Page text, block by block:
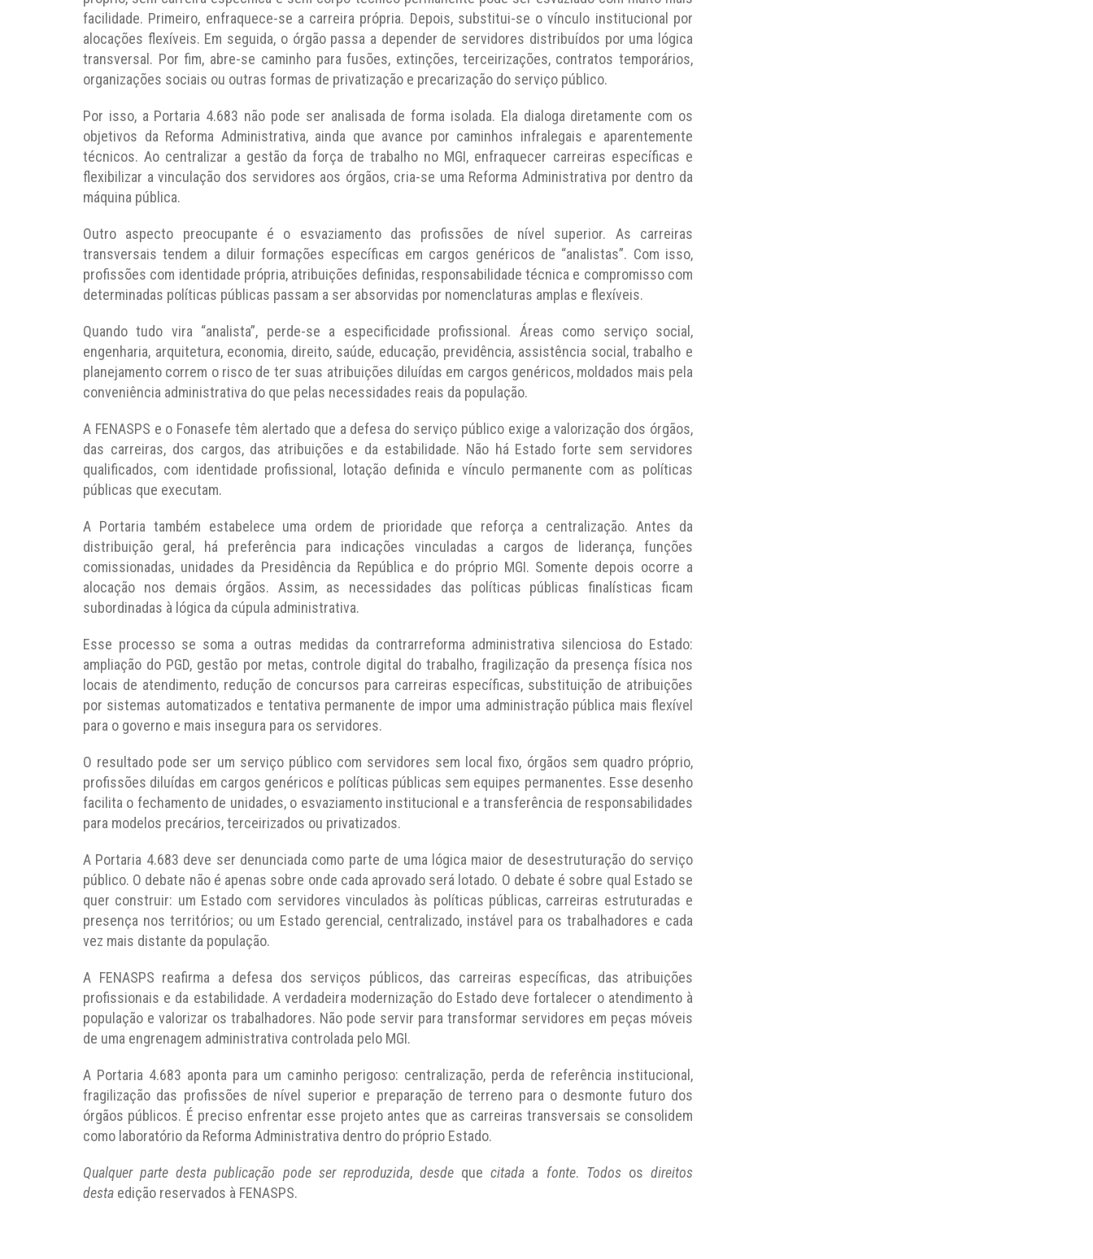
facilidade. Primeiro, enfraquece-se a carreira própria. Depois, substitui-se o vínculo institucional por
alocações flexíveis. Em seguida, o órgão passa a depender de servidores distribuídos por uma lógica
transversal. Por fim, abre-se caminho para fusões, extinções, terceirizações, contratos temporários,
organizações sociais ou outras formas de privatização e precarização do serviço público.
Por isso, a Portaria 4.683 não pode ser analisada de forma isolada. Ela dialoga diretamente com os
objetivos da Reforma Administrativa, ainda que avance por caminhos infralegais e aparentemente
técnicos. Ao centralizar a gestão da força de trabalho no MGI, enfraquecer carreiras específicas e
flexibilizar a vinculação dos servidores aos órgãos, cria-se uma Reforma Administrativa por dentro da
máquina pública.
Outro aspecto preocupante é o esvaziamento das profissões de nível superior. As carreiras
transversais tendem a diluir formações específicas em cargos genéricos de “analistas”. Com isso,
profissões com identidade própria, atribuições definidas, responsabilidade técnica e compromisso com
determinadas políticas públicas passam a ser absorvidas por nomenclaturas amplas e flexíveis.
Quando tudo vira “analista”, perde-se a especificidade profissional. Áreas como serviço social,
engenharia, arquitetura, economia, direito, saúde, educação, previdência, assistência social, trabalho e
planejamento correm o risco de ter suas atribuições diluídas em cargos genéricos, moldados mais pela
conveniência administrativa do que pelas necessidades reais da população.
A FENASPS e o Fonasefe têm alertado que a defesa do serviço público exige a valorização dos órgãos,
das carreiras, dos cargos, das atribuições e da estabilidade. Não há Estado forte sem servidores
qualificados, com identidade profissional, lotação definida e vínculo permanente com as políticas
públicas que executam.
A Portaria também estabelece uma ordem de prioridade que reforça a centralização. Antes da
distribuição geral, há preferência para indicações vinculadas a cargos de liderança, funções
comissionadas, unidades da Presidência da República e do próprio MGI. Somente depois ocorre a
alocação nos demais órgãos. Assim, as necessidades das políticas públicas finalísticas ficam
subordinadas à lógica da cúpula administrativa.
Esse processo se soma a outras medidas da contrarreforma administrativa silenciosa do Estado:
ampliação do PGD, gestão por metas, controle digital do trabalho, fragilização da presença física nos
locais de atendimento, redução de concursos para carreiras específicas, substituição de atribuições
por sistemas automatizados e tentativa permanente de impor uma administração pública mais flexível
para o governo e mais insegura para os servidores.
O resultado pode ser um serviço público com servidores sem local fixo, órgãos sem quadro próprio,
profissões diluídas em cargos genéricos e políticas públicas sem equipes permanentes. Esse desenho
facilita o fechamento de unidades, o esvaziamento institucional e a transferência de responsabilidades
para modelos precários, terceirizados ou privatizados.
A Portaria 4.683 deve ser denunciada como parte de uma lógica maior de desestruturação do serviço
público. O debate não é apenas sobre onde cada aprovado será lotado. O debate é sobre qual Estado se
quer construir: um Estado com servidores vinculados às políticas públicas, carreiras estruturadas e
presença nos territórios; ou um Estado gerencial, centralizado, instável para os trabalhadores e cada
vez mais distante da população.
A FENASPS reafirma a defesa dos serviços públicos, das carreiras específicas, das atribuições
profissionais e da estabilidade. A verdadeira modernização do Estado deve fortalecer o atendimento à
população e valorizar os trabalhadores. Não pode servir para transformar servidores em peças móveis
de uma engrenagem administrativa controlada pelo MGI.
A Portaria 4.683 aponta para um caminho perigoso: centralização, perda de referência institucional,
fragilização das profissões de nível superior e preparação de terreno para o desmonte futuro dos
órgãos públicos. É preciso enfrentar esse projeto antes que as carreiras transversais se consolidem
como laboratório da Reforma Administrativa dentro do próprio Estado.
Qualquer parte desta publicação pode ser reproduzida,desde quecitada a fonte. Todososdireitos
desta edição reservados à FENASPS.